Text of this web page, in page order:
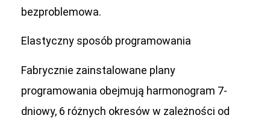
bezproblemowa.
Elastyczny sposób programowania
Fabrycznie zainstalowane plany
programowania obejmują harmonogram 7-
dniowy, 6 różnych okresów w zależności od